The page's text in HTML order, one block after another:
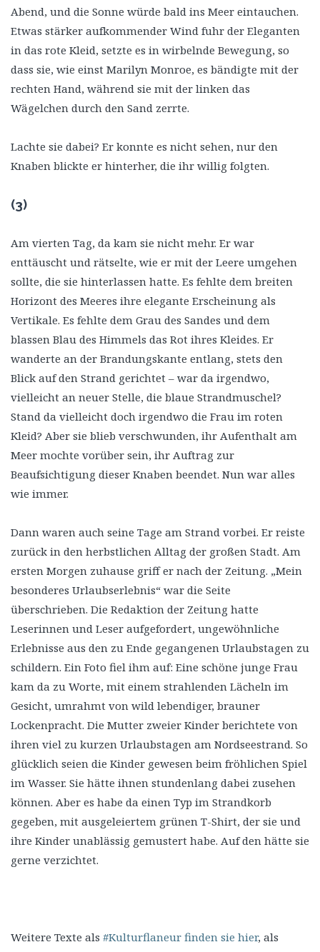
Abend, und die Sonne würde bald ins Meer eintauchen.
Etwas stärker aufkommender Wind fuhr der Eleganten
in das rote Kleid, setzte es in wirbelnde Bewegung, so
dass sie, wie einst Marilyn Monroe, es bändigte mit der
rechten Hand, während sie mit der linken das
Wägelchen durch den Sand zerrte.
Lachte sie dabei? Er konnte es nicht sehen, nur den
Knaben blickte er hinterher, die ihr willig folgten.
(3)
Am vierten Tag, da kam sie nicht mehr. Er war
enttäuscht und rätselte, wie er mit der Leere umgehen
sollte, die sie hinterlassen hatte. Es fehlte dem breiten
Horizont des Meeres ihre elegante Erscheinung als
Vertikale. Es fehlte dem Grau des Sandes und dem
blassen Blau des Himmels das Rot ihres Kleides. Er
wanderte an der Brandungskante entlang, stets den
Blick auf den Strand gerichtet – war da irgendwo,
vielleicht an neuer Stelle, die blaue Strandmuschel?
Stand da vielleicht doch irgendwo die Frau im roten
Kleid? Aber sie blieb verschwunden, ihr Aufenthalt am
Meer mochte vorüber sein, ihr Auftrag zur
Beaufsichtigung dieser Knaben beendet. Nun war alles
wie immer.
Dann waren auch seine Tage am Strand vorbei. Er reiste
zurück in den herbstlichen Alltag der großen Stadt. Am
ersten Morgen zuhause griff er nach der Zeitung. „Mein
besonderes Urlaubserlebnis“ war die Seite
überschrieben. Die Redaktion der Zeitung hatte
Leserinnen und Leser aufgefordert, ungewöhnliche
Erlebnisse aus den zu Ende gegangenen Urlaubstagen zu
schildern. Ein Foto fiel ihm auf: Eine schöne junge Frau
kam da zu Worte, mit einem strahlenden Lächeln im
Gesicht, umrahmt von wild lebendiger, brauner
Lockenpracht. Die Mutter zweier Kinder berichtete von
ihren viel zu kurzen Urlaubstagen am Nordseestrand. So
glücklich seien die Kinder gewesen beim fröhlichen Spiel
im Wasser. Sie hätte ihnen stundenlang dabei zusehen
können. Aber es habe da einen Typ im Strandkorb
gegeben, mit ausgeleiertem grünen T-Shirt, der sie und
ihre Kinder unablässig gemustert habe. Auf den hätte sie
gerne verzichtet.
Weitere Texte als #Kulturflaneur finden sie hier, als